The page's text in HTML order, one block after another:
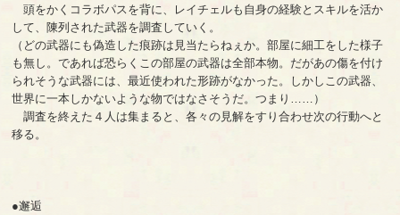
頭をかくコラボパスを背に、レイチェルも自身の経験とスキルを活か
して、陳列された武器を調査していく。
（どの武器にも偽造した痕跡は見当たらねぇか。部屋に細工をした様子
も無し。であれば恐らくこの部屋の武器は全部本物。だがあの傷を付け
られそうな武器には、最近使われた形跡がなかった。しかしこの武器、
世界に一本しかないような物ではなさそうだ。つまり……）
調査を終えた４人は集まると、各々の見解をすり合わせ次の行動へと
移る。
●邂逅